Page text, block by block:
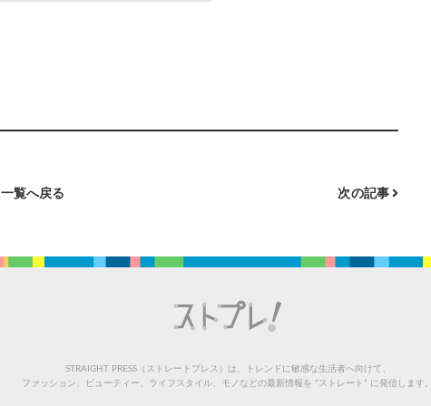
一覧へ戻る 次の記事
STRAIGHT PRESS（ストレートプレス）は、トレンドに敏感な生活者へ向けて、
ファッション、ビューティー、ライフスタイル、モノなどの最新情報を “ストレート” に発信します